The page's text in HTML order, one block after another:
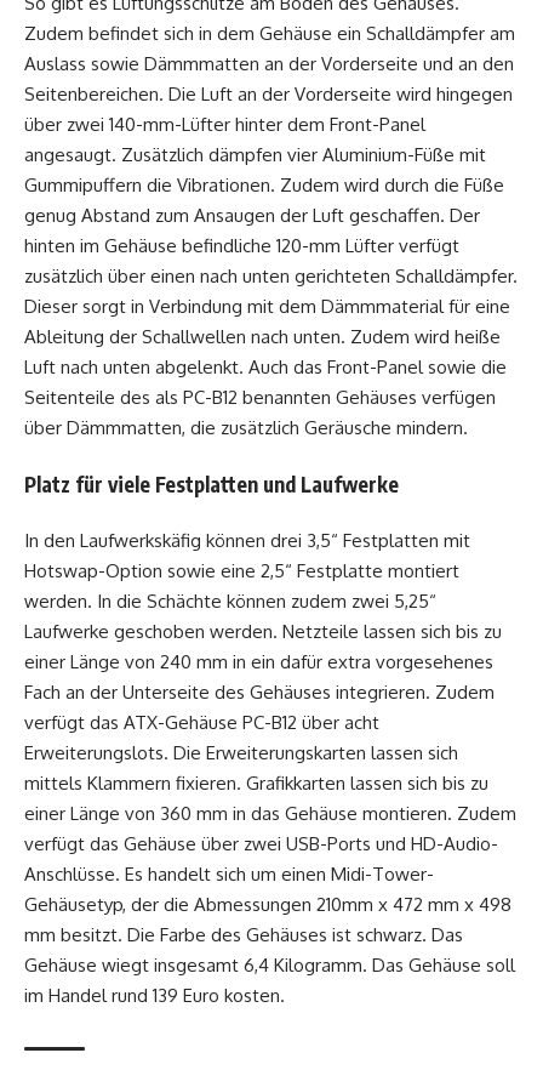
Zudem befindet sich in dem Gehäuse ein Schalldämpfer am
Auslass sowie Dämmmatten an der Vorderseite und an den
Seitenbereichen. Die Luft an der Vorderseite wird hingegen
über zwei 140-mm-Lüfter hinter dem Front-Panel
angesaugt. Zusätzlich dämpfen vier Aluminium-Füße mit
Gummipuffern die Vibrationen. Zudem wird durch die Füße
genug Abstand zum Ansaugen der Luft geschaffen. Der
hinten im Gehäuse befindliche 120-mm Lüfter verfügt
zusätzlich über einen nach unten gerichteten Schalldämpfer.
Dieser sorgt in Verbindung mit dem Dämmmaterial für eine
Ableitung der Schallwellen nach unten. Zudem wird heiße
Luft nach unten abgelenkt. Auch das Front-Panel sowie die
Seitenteile des als PC-B12 benannten Gehäuses verfügen
über Dämmmatten, die zusätzlich Geräusche mindern.
Platz für viele Festplatten und Laufwerke
In den Laufwerkskäfig können drei 3,5“ Festplatten mit
Hotswap-Option sowie eine 2,5“ Festplatte montiert
werden. In die Schächte können zudem zwei 5,25“
Laufwerke geschoben werden. Netzteile lassen sich bis zu
einer Länge von 240 mm in ein dafür extra vorgesehenes
Fach an der Unterseite des Gehäuses integrieren. Zudem
verfügt das ATX-Gehäuse PC-B12 über acht
Erweiterungslots. Die Erweiterungskarten lassen sich
mittels Klammern fixieren. Grafikkarten lassen sich bis zu
einer Länge von 360 mm in das Gehäuse montieren. Zudem
verfügt das Gehäuse über zwei USB-Ports und HD-Audio-
Anschlüsse. Es handelt sich um einen Midi-Tower-
Gehäusetyp, der die Abmessungen 210mm x 472 mm x 498
mm besitzt. Die Farbe des Gehäuses ist schwarz. Das
Gehäuse wiegt insgesamt 6,4 Kilogramm. Das Gehäuse soll
im Handel rund 139 Euro kosten.